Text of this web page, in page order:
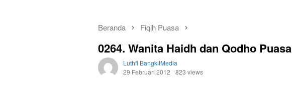
Beranda Fiqih Puasa
0264. Wanita Haidh dan Qodho Puasa
Luthfi BangkitMedia
29 Februari 2012
823 views